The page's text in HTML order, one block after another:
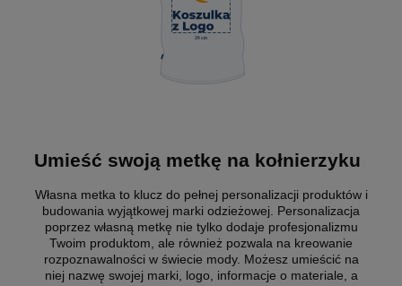
Umieść swoją metkę na kołnierzyku
Własna metka to klucz do pełnej personalizacji produktów i
budowania wyjątkowej marki odzieżowej. Personalizacja
poprzez własną metkę nie tylko dodaje profesjonalizmu
Twoim produktom, ale również pozwala na kreowanie
rozpoznawalności w świecie mody. Możesz umieścić na
niej nazwę swojej marki, logo, informacje o materiale, a